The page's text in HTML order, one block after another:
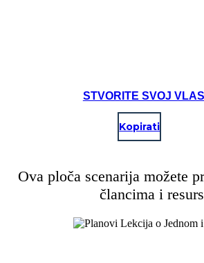
STVORITE SVOJ
Kopirati
Ova ploča scenarija možete
člancima i